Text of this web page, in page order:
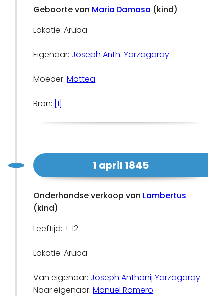
Geboorte van Maria Damasa (kind)
Lokatie: Aruba
Eigenaar: Joseph Anth. Yarzagaray
Moeder:Mattea
Bron: [1]
1 april 1845
Onderhandse verkoop van Lambertus
(kind)
Leeftijd: ± 12
Lokatie: Aruba
Van eigenaar: Joseph Anthonij Yarzagaray
Naar eigenaar:Manuel Romero